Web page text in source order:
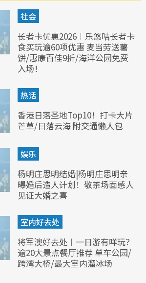
社会
长者卡优惠2026︱乐悠咭长者卡
食买玩逾60项优惠 麦当劳送薯
饼/惠康百佳9折/海洋公园免费
入场！
热话
香港日落圣地Top10！打卡大片
芒草/日落云海 附交通懒人包
娱乐
杨明庄思明结婚|杨明庄思明亲
曝婚后造人计划！敬茶场面感人
见证大婚之喜
室内好去处
将军澳好去处︱一日游有咩玩？
逾20大景点餐厅推荐 单车公园/
跨湾大桥/最大室内溜冰场